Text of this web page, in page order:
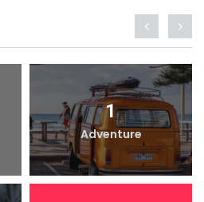
1
Adventure